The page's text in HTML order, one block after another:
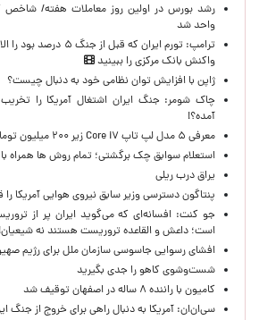
واحد شد
واکنش بانک مرکزی را ببینید
ژاپن با افزایش توان نظامی خود به دنبال چیست؟
چاک شومر: جنگ ایران اشتغال آمریکا را تخریب
آمده؟!
معرفی ۵ مدل لپ تاپ Core i۷ زیر ۲۰۰ میلیون تومان
استعلام سوابق چک برگشتی؛ تمام روش ها همراه
یراق درب ریلی
پنتاگون دسترسی وزیر سابق نیروی هوایی آمریکا را
جو کنت: افسانه‌ای که می‌گوید ایران پر از
است؛ داعش و القاعده تروریست هستند نه شیعیان!
افشای رسوایی جاسوسی سازمان ملل برای رژیم
شست‌وشوی کاهو را جدی بگیرید
کامیون با راننده ۸ ساله در اصفهان توقیف شد
سی‌ان‌ان: آمریکا به دنبال راهی برای خروج از جنگ